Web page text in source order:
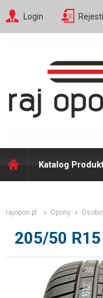
Login
Katalog
rajopon.pl Opony
205/50